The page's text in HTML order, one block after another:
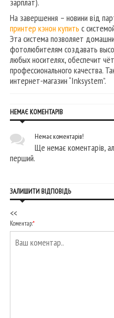
зарплат).
На завершення – новини від
принтер кэнон купить с
Эта система позволяет
фотолюбителям создавать
любых носителях, обеспечит
профессионального качества.
интернет-магазин “Inksystem”.
НЕМАЄ КОМЕНТАРІВ
Немає коментарів!
Ще немає коментарів,
перший.
ЗАЛИШИТИ ВІДПОВІДЬ
<<
Коментар:*